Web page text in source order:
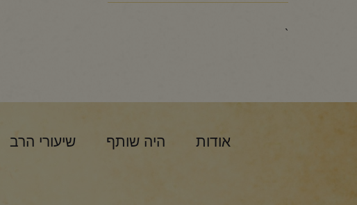
`
אודות היה שותף שיעורי הרב